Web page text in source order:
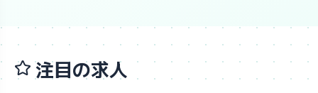
注目の求人